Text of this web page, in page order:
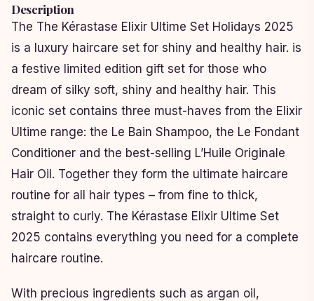
Description
The The Kérastase Elixir Ultime Set Holidays 2025
is a luxury haircare set for shiny and healthy hair. is
a festive limited edition gift set for those who
dream of silky soft, shiny and healthy hair. This
iconic set contains three must-haves from the Elixir
Ultime range: the Le Bain Shampoo, the Le Fondant
Conditioner and the best-selling L’Huile Originale
Hair Oil. Together they form the ultimate haircare
routine for all hair types – from fine to thick,
straight to curly. The Kérastase Elixir Ultime Set
2025 contains everything you need for a complete
haircare routine.
With precious ingredients such as argan oil,